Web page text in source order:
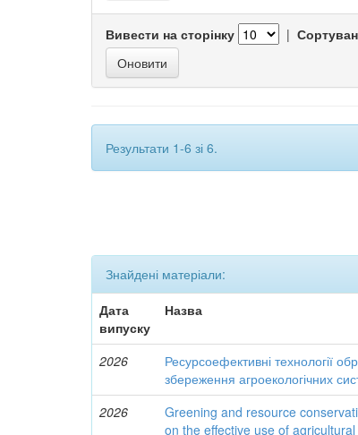
Вивести на сторінку |
Результати 1-6 зі 6.
Знайдені матеріали:
Дата
випуску
Назва
2026
Ресурсоефективні технології
збереження агроекологічних
2026
Greening and resource
on the effective use of